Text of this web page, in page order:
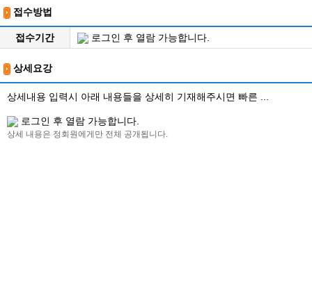
접수방법
접수기간 로그인 후 열람 가능합니다.
상세요강
상세내용 입력시 아래 내용들을 상세히 기재해주시면 빠른 ...
로그인 후 열람 가능합니다.
상세 내용은 정회원에게만 전체 공개됩니다.